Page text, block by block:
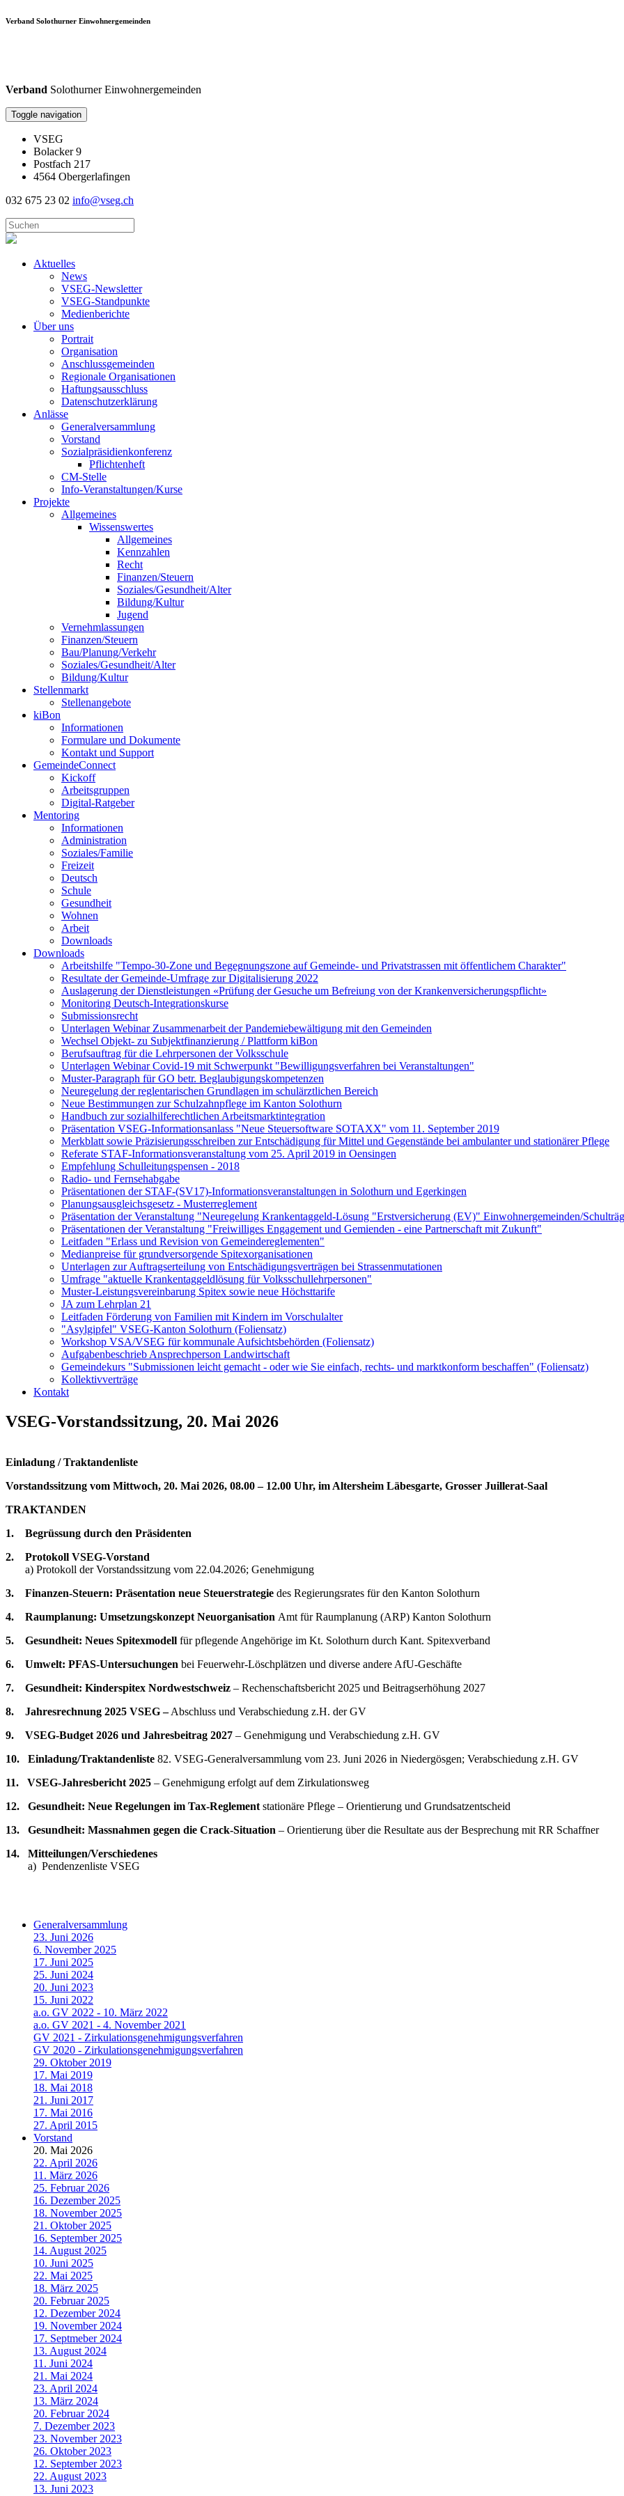
Verband Solothurner Einwohnergemeinden
Verband Solothurner Einwohnergemeinden
Toggle navigation
VSEG
Bolacker 9
Postfach 217
4564 Obergerlafingen
032 675 23 02 info@vseg.ch
Aktuelles
News
VSEG-Newsletter
VSEG-Standpunkte
Medienberichte
Über uns
Portrait
Organisation
Anschlussgemeinden
Regionale Organisationen
Haftungsausschluss
Datenschutzerklärung
Anlässe
Generalversammlung
Vorstand
Sozialpräsidienkonferenz
Pflichtenheft
CM-Stelle
Info-Veranstaltungen/Kurse
Projekte
Allgemeines
Wissenswertes
Allgemeines
Kennzahlen
Recht
Finanzen/Steuern
Soziales/Gesundheit/Alter
Bildung/Kultur
Jugend
Vernehmlassungen
Finanzen/Steuern
Bau/Planung/Verkehr
Soziales/Gesundheit/Alter
Bildung/Kultur
Stellenmarkt
Stellenangebote
kiBon
Informationen
Formulare und Dokumente
Kontakt und Support
GemeindeConnect
Kickoff
Arbeitsgruppen
Digital-Ratgeber
Mentoring
Informationen
Administration
Soziales/Familie
Freizeit
Deutsch
Schule
Gesundheit
Wohnen
Arbeit
Downloads
Downloads
Arbeitshilfe "Tempo-30-Zone und Begegnungszone auf Gemeinde- und Privatstrassen mit öffentlichem Charakter"
Resultate der Gemeinde-Umfrage zur Digitalisierung 2022
Auslagerung der Dienstleistungen «Prüfung der Gesuche um Befreiung von der Krankenversicherungspflicht»
Monitoring Deutsch-Integrationskurse
Submissionsrecht
Unterlagen Webinar Zusammenarbeit der Pandemiebewältigung mit den Gemeinden
Wechsel Objekt- zu Subjektfinanzierung / Plattform kiBon
Berufsauftrag für die Lehrpersonen der Volksschule
Unterlagen Webinar Covid-19 mit Schwerpunkt "Bewilligungsverfahren bei Veranstaltungen"
Muster-Paragraph für GO betr. Beglaubigungskompetenzen
Neuregelung der reglentarischen Grundlagen im schulärztlichen Bereich
Neue Bestimmungen zur Schulzahnpflege im Kanton Solothurn
Handbuch zur sozialhilferechtlichen Arbeitsmarktintegration
Präsentation VSEG-Informationsanlass "Neue Steuersoftware SOTAXX" vom 11. September 2019
Merkblatt sowie Präzisierungsschreiben zur Entschädigung für Mittel und Gegenstände bei ambulanter und stationärer Pflege
Referate STAF-Informationsveranstaltung vom 25. April 2019 in Oensingen
Empfehlung Schulleitungspensen - 2018
Radio- und Fernsehabgabe
Präsentationen der STAF-(SV17)-Informationsveranstaltungen in Solothurn und Egerkingen
Planungsausgleichsgesetz - Musterreglement
Präsentation der Veranstaltung "Neuregelung Krankentaggeld-Lösung "Erstversicherung (EV)" Einwohnergemeinden/
Präsentationen der Veranstaltung "Freiwilliges Engagement und Gemienden - eine Partnerschaft mit Zukunft"
Leitfaden "Erlass und Revision von Gemeindereglementen"
Medianpreise für grundversorgende Spitexorganisationen
Unterlagen zur Auftragserteilung von Entschädigungsverträgen bei Strassenmutationen
Umfrage "aktuelle Krankentaggeldlösung für Volksschullehrpersonen"
Muster-Leistungsvereinbarung Spitex sowie neue Höchsttarife
JA zum Lehrplan 21
Leitfaden Förderung von Familien mit Kindern im Vorschulalter
"Asylgipfel" VSEG-Kanton Solothurn (Foliensatz)
Workshop VSA/VSEG für kommunale Aufsichtsbehörden (Foliensatz)
Aufgabenbeschrieb Ansprechperson Landwirtschaft
Gemeindekurs "Submissionen leicht gemacht - oder wie Sie einfach, rechts- und marktkonform beschaffen" (Foliensatz)
Kollektivverträge
Kontakt
VSEG-Vorstandssitzung, 20. Mai 2026
Einladung / Traktandenliste
Vorstandssitzung vom Mittwoch, 20. Mai 2026, 08.00 – 12.00 Uhr, im Altersheim Läbesgarte, Grosser Juillerat-Saal
TRAKTANDEN
1. Begrüssung durch den Präsidenten
2. Protokoll VSEG-Vorstand
a) Protokoll der Vorstandssitzung vom 22.04.2026; Genehmigung
3. Finanzen-Steuern: Präsentation neue Steuerstrategie des Regierungsrates für den Kanton Solothurn
4. Raumplanung: Umsetzungskonzept Neuorganisation Amt für Raumplanung (ARP) Kanton Solothurn
5. Gesundheit: Neues Spitexmodell für pflegende Angehörige im Kt. Solothurn durch Kant. Spitexverband
6. Umwelt: PFAS-Untersuchungen bei Feuerwehr-Löschplätzen und diverse andere AfU-Geschäfte
7. Gesundheit: Kinderspitex Nordwestschweiz – Rechenschaftsbericht 2025 und Beitragserhöhung 2027
8. Jahresrechnung 2025 VSEG –Abschluss und Verabschiedung z.H. der GV
9. VSEG-Budget 2026 und Jahresbeitrag 2027 – Genehmigung und Verabschiedung z.H. GV
10. Einladung/Traktandenliste 82. VSEG-Generalversammlung vom 23. Juni 2026 in Niedergösgen; Verabschiedung z.H. GV
11. VSEG-Jahresbericht 2025 – Genehmigung erfolgt auf dem Zirkulationsweg
12. Gesundheit: Neue Regelungen im Tax-Reglement stationäre Pflege – Orientierung und Grundsatzentscheid
13. Gesundheit: Massnahmen gegen die Crack-Situation – Orientierung über die Resultate aus der Besprechung mit RR Schaffner
14. Mitteilungen/Verschiedenes
a) Pendenzenliste VSEG
Generalversammlung
23. Juni 2026
6. November 2025
17. Juni 2025
25. Juni 2024
20. Juni 2023
15. Juni 2022
a.o. GV 2022 - 10. März 2022
a.o. GV 2021 - 4. November 2021
GV 2021 - Zirkulationsgenehmigungsverfahren
GV 2020 - Zirkulationsgenehmigungsverfahren
29. Oktober 2019
17. Mai 2019
18. Mai 2018
21. Juni 2017
17. Mai 2016
27. April 2015
Vorstand
20. Mai 2026
22. April 2026
11. März 2026
25. Februar 2026
16. Dezember 2025
18. November 2025
21. Oktober 2025
16. September 2025
14. August 2025
10. Juni 2025
22. Mai 2025
18. März 2025
20. Februar 2025
12. Dezember 2024
19. November 2024
17. Septmeber 2024
13. August 2024
11. Juni 2024
21. Mai 2024
23. April 2024
13. März 2024
20. Februar 2024
7. Dezember 2023
23. November 2023
26. Oktober 2023
12. September 2023
22. August 2023
13. Juni 2023